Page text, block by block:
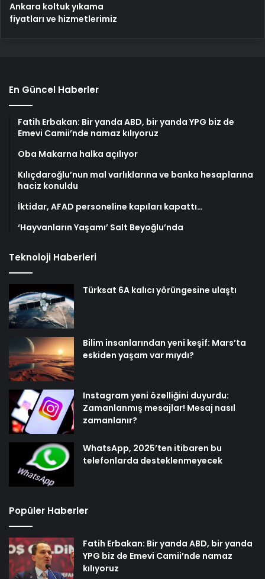
Ankara koltuk yıkama
fiyatları ve hizmetlerimiz
En Güncel Haberler
Fatih Erbakan: Bir yanda ABD, bir yanda YPG biz de
Emevi Camii’nde namaz kılıyoruz
Oba Makarna halka açılıyor
Kılıçdaroğlu’nun mal varlıklarına ve banka hesaplarına
haciz konuldu
İktidar, AFAD personeline kapıları kapattı…
‘Hayvanların Yaşamı’ Salt Beyoğlu’nda
Teknoloji Haberleri
Türksat 6A kalıcı yörüngesine ulaştı
Bilim insanlarından yeni keşif: Mars’ta
eskiden yaşam var mıydı?
Instagram yeni özelliğini duyurdu:
Zamanlanmış mesajlar! Mesaj nasıl
zamanlanır?
WhatsApp, 2025’ten itibaren bu
telefonlarda desteklenmeyecek
Popüler Haberler
Fatih Erbakan: Bir yanda ABD, bir yanda
YPG biz de Emevi Camii’nde namaz
kılıyoruz